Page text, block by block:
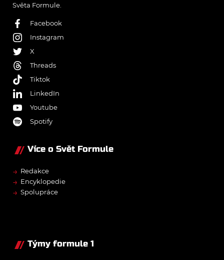
Světa Formule.
Facebook
Instagram
X
Threads
Tiktok
LinkedIn
Youtube
Spotify
Více o Svět Formule
→ Redakce
→ Encyklopedie
→ Spolupráce
Týmy formule 1